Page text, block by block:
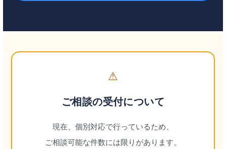
⚠
ご相談の受付について
現在、個別対応で行っているため、
ご相談可能な件数には限りがあります。